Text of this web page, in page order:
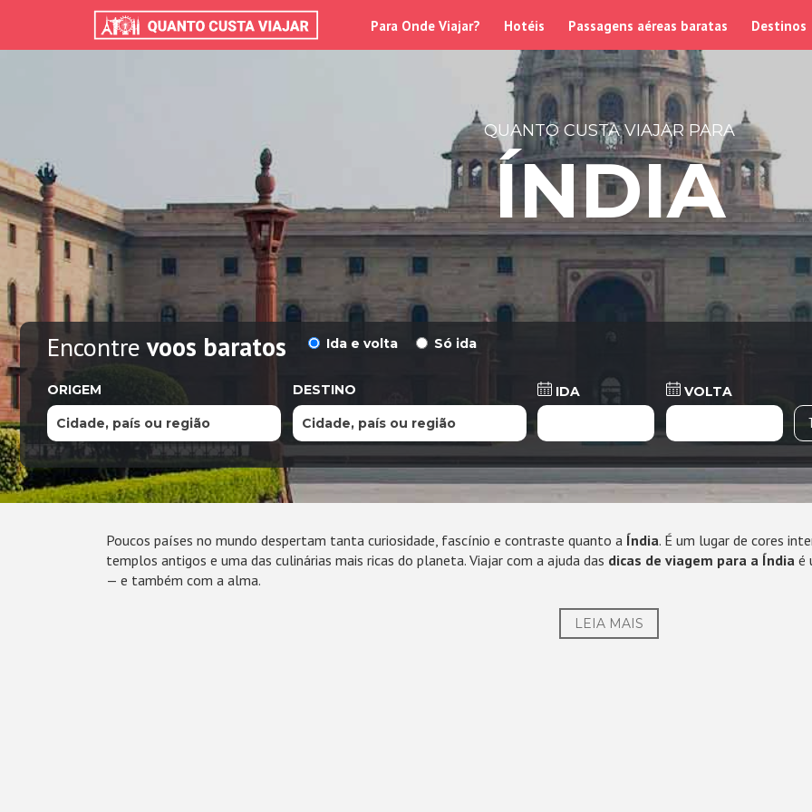
Para Onde Viajar? Hotéis Passagens aéreas baratas Destinos
QUANTO CUSTA VIAJAR PARA
ÍNDIA
Encontrevoos baratos Ida e volta Só ida
ORIGEM DESTINO IDA
VOLTA
Cidade, país ou região
Cidade, país ou região
Poucos países no mundo despertam tanta curiosidade, fascínio e contraste quanto a Índia. É um lugar de cores
templos antigos e uma das culinárias mais ricas do planeta. Viajar com a ajuda das dicas de viagem para a Índia é
— e também com a alma.
LEIA MAIS